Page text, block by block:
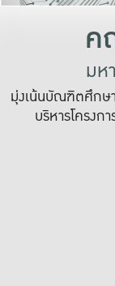
ค
มห
มุ่งเน้นบัณฑิตศึกษ
บริหารโครงก